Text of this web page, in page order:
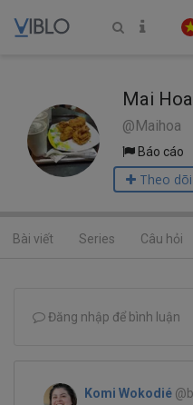
Mai Hoa
@Maihoa
Báo cáo
Theo dõi
Bài viết Series Câu hỏi
Đăng nhập để bình luận
Komi Wokodié